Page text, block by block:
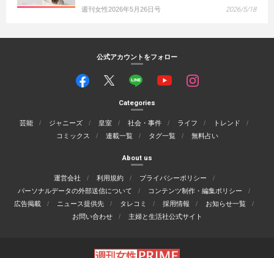
週刊女性2026年5月26日号 2026/5/18
公式アカウントをフォロー
Categories
芸能 ジャニーズ 皇室 社会・事件 ライフ
トレンド
コミックス
連載一覧 タグ一覧 無料占い
About us
運営会社 利用規約
プライバシーポリシー
パーソナルデータの外部送信について
コンテンツ制作・編集ポリシー
広告掲載
ニュース提供先 タレコミ 採用情報
お知らせ一覧
お問い合わせ
主婦と生活社公式サイト